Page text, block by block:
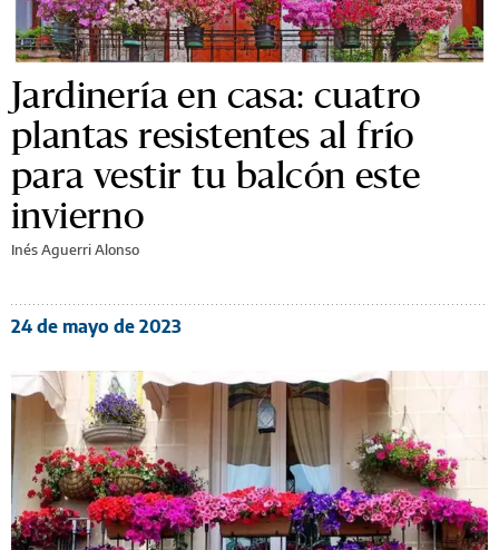
Jardinería en casa: cuatro
plantas resistentes al frío
para vestir tu balcón este
invierno
Inés Aguerri Alonso
24 de mayo de 2023